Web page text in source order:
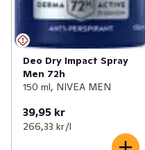
Deo Dry Impact Spray
Men 72h
150 ml, NIVEA MEN
39,95 kr
266,33 kr /l